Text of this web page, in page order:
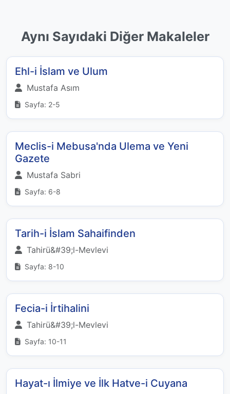
Aynı Sayıdaki Diğer Makaleler
Ehl-i İslam ve Ulum
Mustafa Asım
Sayfa: 2-5
Meclis-i Mebusa'nda Ulema ve Yeni
Gazete
Mustafa Sabri
Sayfa: 6-8
Tarih-i İslam Sahaifinden
Tahirü&#39;l-Mevlevi
Sayfa: 8-10
Fecia-i İrtihalini
Tahirü&#39;l-Mevlevi
Sayfa: 10-11
Hayat-ı İlmiye ve İlk Hatve-i Cuyana